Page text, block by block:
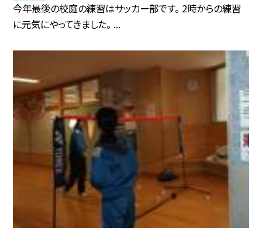
今年最後の校庭の練習はサッカー部です。 2時からの練習
に元気にやってきました。 ...